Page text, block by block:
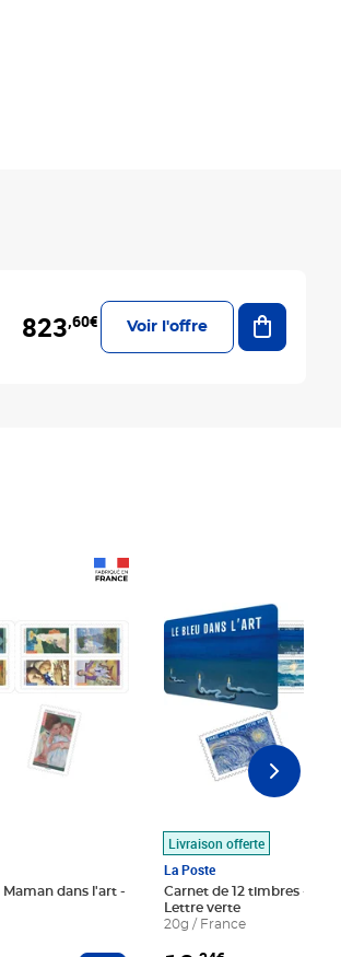
823,60€ Voir l'offre
Ajouter
Maman dans l'art -
Livraison offerte
La Poste
Carnet de 12 timbres - Le
Lettre verte
20g / France